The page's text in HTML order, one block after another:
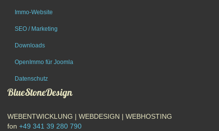
Immo-Website
SEO / Marketing
Downloads
OpenImmo für Joomla
Datenschutz
BlueStoneDesign
WEBENTWICKLUNG | WEBDESIGN | WEBHOSTING
fon +49 341 39 280 790